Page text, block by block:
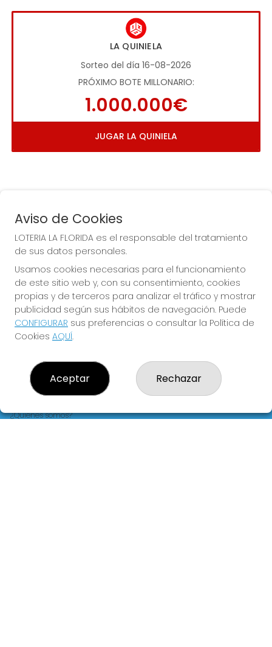
LA QUINIELA
Sorteo del día 16-08-2026
PRÓXIMO BOTE MILLONARIO:
1.000.000€
JUGAR LA QUINIELA
COMPRA EN LOTERIA LA
FLORIDA
Y QUE LAS MEIGAS TE
ACOMPAÑEN
LOTERIA LA FLORIDA
¿Quiénes somos?
Aviso de Cookies
LOTERIA LA FLORIDA es el responsable del tratamiento
de sus datos personales.
Usamos cookies necesarias para el funcionamiento
de este sitio web y, con su consentimiento, cookies
propias y de terceros para analizar el tráfico y mostrar
publicidad según sus hábitos de navegación. Puede
CONFIGURAR sus preferencias o consultar la Política de
Cookies AQUÍ.
Aceptar Rechazar